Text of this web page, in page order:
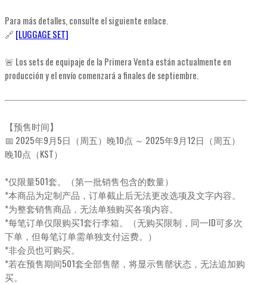
Para más detalles, consulte el siguiente enlace.
🔗 [LUGGAGE SET]
🚨 Los sets de equipaje de la Primera Venta están actualmente en
producción y el envío comenzará a finales de septiembre.
【预售时间】
📅 2025年9月5日（周五）晚10点 ～ 2025年9月12日（周五）
晚10点（KST）
*仅限量501套。（第一批销售包含的数量）
*本商品为定制产品，订单截止后无法更改选项及文字内容。
*为整套销售商品，无法单独购买各项内容。
*每笔订单仅限购买1套行李箱。（无购买限制，同一ID可多次
下单，但每笔订单需单独支付运费。）
*非会员也可购买。
*若在预售期间501套全部售罄，将显示售罄状态，无法追加购
买。